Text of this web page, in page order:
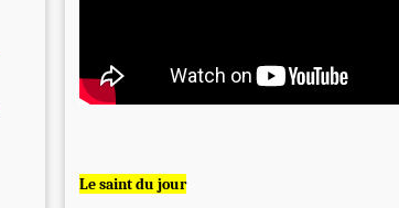
Le saint du jour